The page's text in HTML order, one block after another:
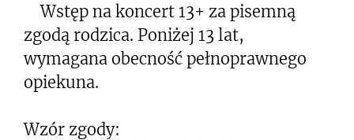
Wstęp na koncert 13+ za pisemną
zgodą rodzica. Poniżej 13 lat,
wymagana obecność pełnoprawnego
opiekuna.
Wzór zgody: